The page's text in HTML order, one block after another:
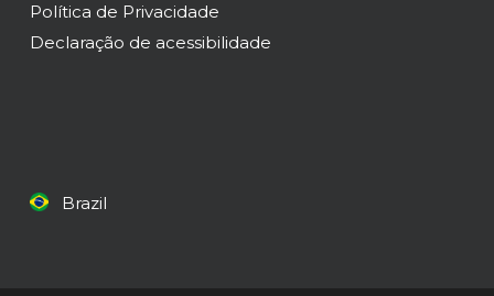
Política de Privacidade
Declaração de acessibilidade
Brazil